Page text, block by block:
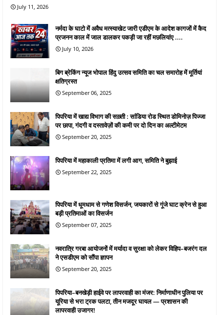
July 11, 2026
नर्मदा के घाटो में अवैध मत्स्याखेट जारी एडीएम के आदेश कागजों में कैद
प्रजनन काल में जाल डालकर पकड़ी जा रहीं मछलियांए ....
July 10, 2026
बिग ब्रेकिंग न्यूज भोपाल हिंदु उत्सव समिति का चल समारोह में मूर्तियां
क्षतिग्रस्त
September 06, 2025
पिपरिया में खाद्य विभाग की सख़्ती : सांंडिया रोड स्थित डोमिनोज़ पिज्जा
पर छापा, गंदगी व दस्तावेज़ों की कमी पर दो दिन का अल्टीमेटम
September 20, 2025
पिपरिया में महाकाली प्रतिमा में लगी आग, समिति ने बुझाई
September 22, 2025
पिपरिया में धूमधाम से गणेश विसर्जन, जयकारों से गूंजे घाट क्रेन से हुआ
बड़ी प्रतिमाओं का विसर्जन
September 07, 2025
नवरात्रि गरबा आयोजनों में मर्यादा व सुरक्षा को लेकर विहिप–बजरंग दल
ने एसडीएम को सौंपा ज्ञापन
September 20, 2025
पिपरिया–बनखेड़ी हाईवे पर लापरवाही का मंजर: निर्माणाधीन पुलिया पर
यूरिया से भरा ट्रक पलटा, तीन मजदूर घायल — प्रशासन की
लापरवाही उजागर!